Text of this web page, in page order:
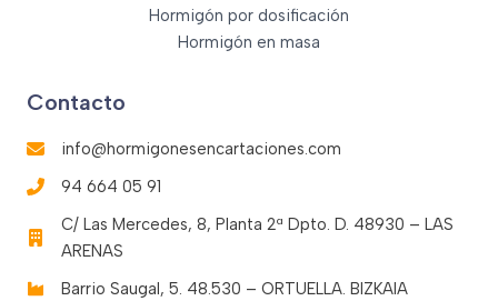
Hormigón por dosificación
Hormigón en masa
Contacto
info@hormigonesencartaciones.com
94 664 05 91
C/ Las Mercedes, 8, Planta 2ª Dpto. D. 48930 – LAS
ARENAS
Barrio Saugal, 5. 48.530 – ORTUELLA. BIZKAIA